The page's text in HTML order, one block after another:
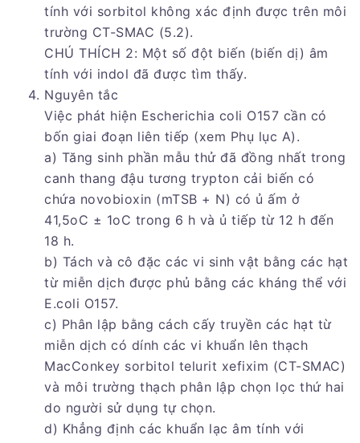
tính với sorbitol không xác định được trên môi
trường CT-SMAC (5.2).
CHÚ THÍCH 2: Một số đột biến (biến dị) âm
tính với indol đã được tìm thấy.
Nguyên tắc
Việc phát hiện Escherichia coli O157 cần có
bốn giai đoạn liên tiếp (xem Phụ lục A).
a) Tăng sinh phần mẫu thử đã đồng nhất trong
canh thang đậu tương trypton cải biến có
chứa novobioxin (mTSB + N) có ủ ấm ở
41,5oC ± 1oC trong 6 h và ủ tiếp từ 12 h đến
18 h.
b) Tách và cô đặc các vi sinh vật bằng các hạt
từ miễn dịch được phủ bằng các kháng thể với
E.coli O157.
c) Phân lập bằng cách cấy truyền các hạt từ
miễn dịch có dính các vi khuẩn lên thạch
MacConkey sorbitol telurit xefixim (CT-SMAC)
và môi trường thạch phân lập chọn lọc thứ hai
do người sử dụng tự chọn.
d) Khẳng định các khuẩn lạc âm tính với